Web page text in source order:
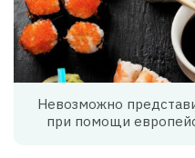
Невозможно
при помощи